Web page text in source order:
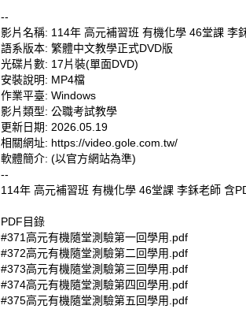
--
影片名稱: 114年 高元補習班 有機化學 46堂課 李
語系版本: 繁體中文教學正式DVD版
光碟片數: 17片裝(單面DVD)
安裝說明: MP4檔
作業平臺: Windows
影片類型: 公職考試教學
更新日期: 2026.05.19
相關網址: https://video.gole.com.tw/
軟體簡介: (以官方網站為準)
--
114年 高元補習班 有機化學 46堂課 李鉌老師 含
PDF目錄
#371高元有機隨堂測驗第一回學用.pdf
#372高元有機隨堂測驗第二回學用.pdf
#373高元有機隨堂測驗第三回學用.pdf
#374高元有機隨堂測驗第四回學用.pdf
#375高元有機隨堂測驗第五回學用.pdf